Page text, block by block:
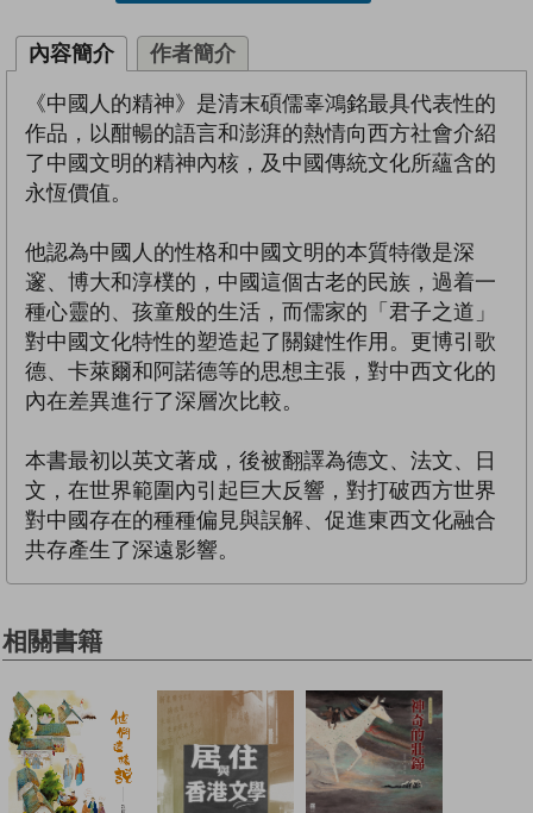
內容簡介 作者簡介
《中國人的精神》是清末碩儒辜鴻銘最具代表性的
作品，以酣暢的語言和澎湃的熱情向西方社會介紹
了中國文明的精神內核，及中國傳統文化所蘊含的
永恆價值。
他認為中國人的性格和中國文明的本質特徵是深
邃、博大和淳樸的，中國這個古老的民族，過着一
種心靈的、孩童般的生活，而儒家的「君子之道」
對中國文化特性的塑造起了關鍵性作用。更博引歌
德、卡萊爾和阿諾德等的思想主張，對中西文化的
內在差異進行了深層次比較。
本書最初以英文著成，後被翻譯為德文、法文、日
文，在世界範圍內引起巨大反響，對打破西方世界
對中國存在的種種偏見與誤解、促進東西文化融合
共存產生了深遠影響。
相關書籍